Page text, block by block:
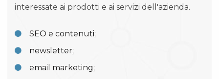
interessate ai prodotti e ai servizi dell'azienda.
SEO e contenuti;
newsletter;
email marketing;